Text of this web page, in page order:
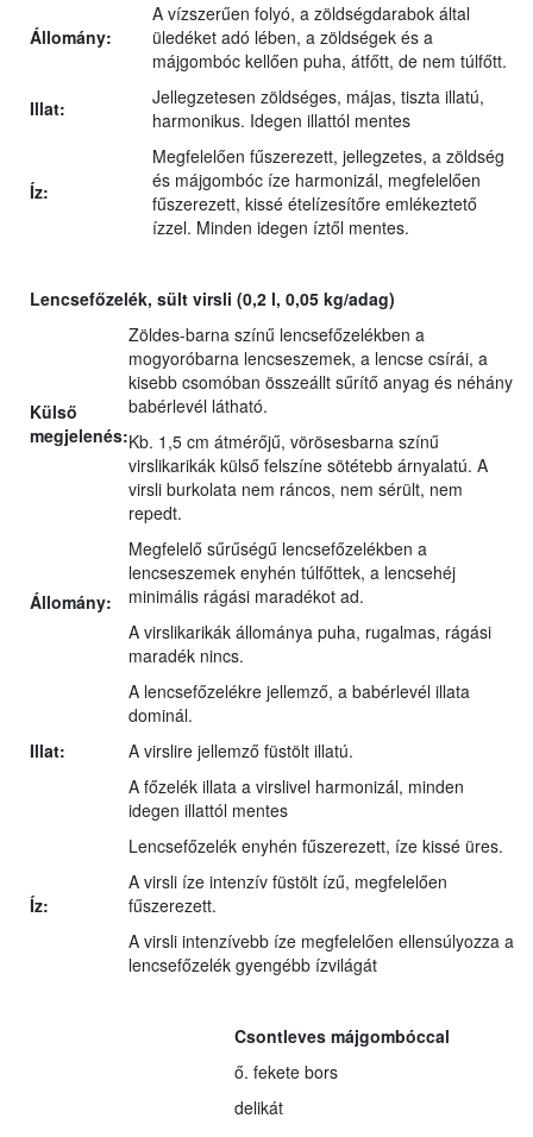
Állomány:
A vízszerűen folyó, a zöldségdarabok által
üledéket adó lében, a zöldségek és a
májgombóc kellően puha, átfőtt, de nem túlfőtt.
Illat:
Jellegzetesen zöldséges, májas, tiszta illatú,
harmonikus. Idegen illattól mentes
Íz:
Megfelelően fűszerezett, jellegzetes, a zöldség
és májgombóc íze harmonizál, megfelelően
fűszerezett, kissé ételízesítőre emlékeztető
ízzel. Minden idegen íztől mentes.
Lencsefőzelék, sült virsli (0,2 l, 0,05 kg/adag)
Külső
megjelenés:
Zöldes-barna színű lencsefőzelékben a
mogyoróbarna lencseszemek, a lencse csírái, a
kisebb csomóban összeállt sűrítő anyag és néhány
babérlevél látható.
Kb. 1,5 cm átmérőjű, vörösesbarna színű
virslikarikák külső felszíne sötétebb árnyalatú. A
virsli burkolata nem ráncos, nem sérült, nem
repedt.
Állomány:
Megfelelő sűrűségű lencsefőzelékben a
lencseszemek enyhén túlfőttek, a lencsehéj
minimális rágási maradékot ad.
A virslikarikák állománya puha, rugalmas, rágási
maradék nincs.
Illat:
A lencsefőzelékre jellemző, a babérlevél illata
dominál.
A virslire jellemző füstölt illatú.
A főzelék illata a virslivel harmonizál, minden
idegen illattól mentes
Íz:
Lencsefőzelék enyhén fűszerezett, íze kissé üres.
A virsli íze intenzív füstölt ízű, megfelelően
fűszerezett.
A virsli intenzívebb íze megfelelően ellensúlyozza a
lencsefőzelék gyengébb ízvilágát
Csontleves májgombóccal
ő. fekete bors
delikát